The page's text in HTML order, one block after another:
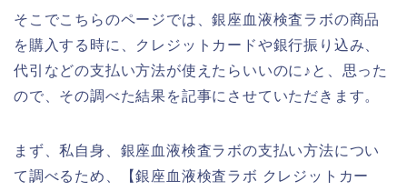
そこでこちらのページでは、銀座血液検査ラボの商品
を購入する時に、クレジットカードや銀行振り込み、
代引などの支払い方法が使えたらいいのに♪と、思った
ので、その調べた結果を記事にさせていただきます。
まず、私自身、銀座血液検査ラボの支払い方法につい
て調べるため、【銀座血液検査ラボ クレジットカー